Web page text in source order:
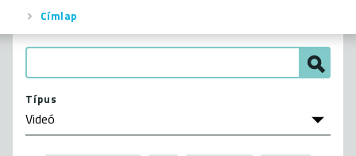
Morzsa
Címlap
Típus